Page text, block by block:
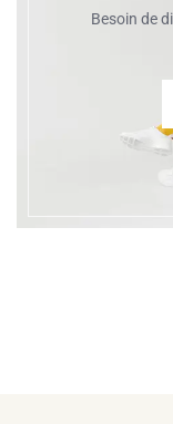
Besoin de